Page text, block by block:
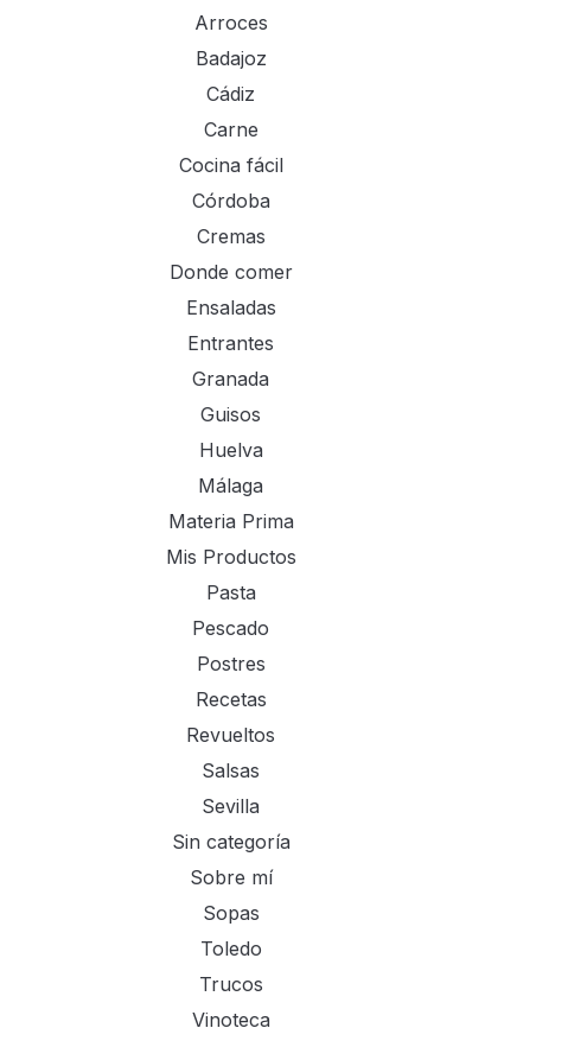
Arroces
Badajoz
Cádiz
Carne
Cocina fácil
Córdoba
Cremas
Donde comer
Ensaladas
Entrantes
Granada
Guisos
Huelva
Málaga
Materia Prima
Mis Productos
Pasta
Pescado
Postres
Recetas
Revueltos
Salsas
Sevilla
Sin categoría
Sobre mí
Sopas
Toledo
Trucos
Vinoteca